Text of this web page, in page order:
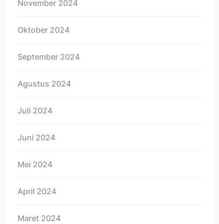
November 2024
Oktober 2024
September 2024
Agustus 2024
Juli 2024
Juni 2024
Mei 2024
April 2024
Maret 2024